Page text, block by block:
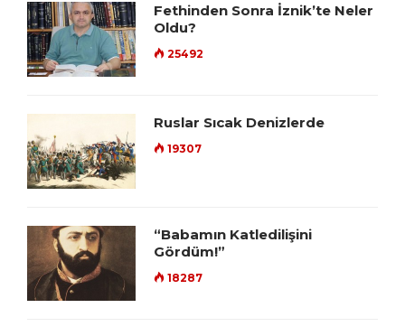
Fethinden Sonra İznik’te Neler
Oldu?
25492
Ruslar Sıcak Denizlerde
19307
“Babamın Katledilişini
Gördüm!”
18287